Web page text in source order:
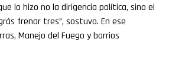
lo hizo no la dirigencia política, sino el
frenar tres”, sostuvo. En ese
Manejo del Fuego y barrios